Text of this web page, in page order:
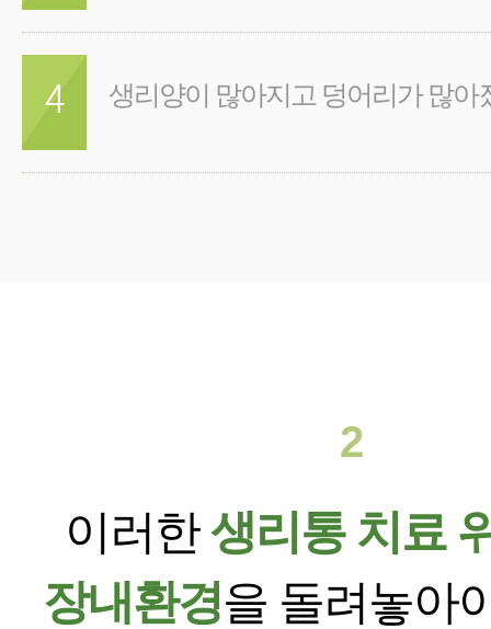
생리양이 많아지고 덩어리가 많아
2
이러한생리통 치료
장내환경을 돌려놓아